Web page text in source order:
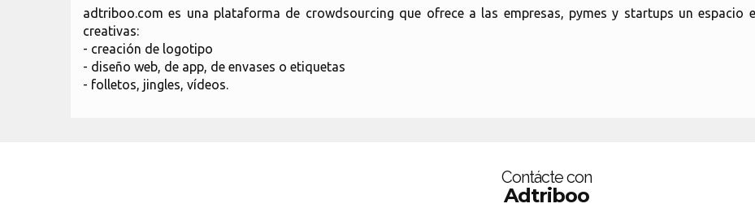
adtriboo.com es una plataforma de crowdsourcing que ofrece a las empresas, pymes y startups un espacio
creativas:
- creación de logotipo
- diseño web, de app, de envases o etiquetas
- folletos, jingles, vídeos.
Contácte con
Adtriboo